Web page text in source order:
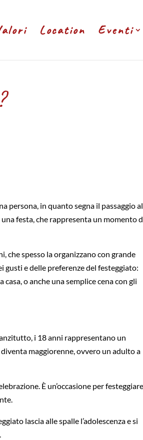
Location Eventi
persona, in quanto segna il passaggio
festa, che rappresenta un momento
che spesso la organizzano con grande
gusti e delle preferenze del festeggiato:
o anche una semplice cena con gli
i 18 anni rappresentano un
maggiorenne, ovvero un adulto a
È un’occasione per festeggiare
lascia alle spalle l’adolescenza e si